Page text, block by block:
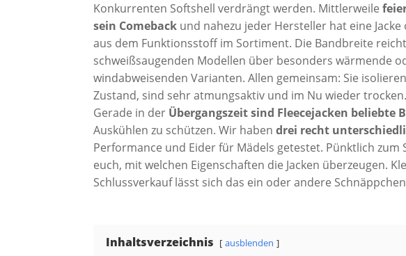
Konkurrenten Softshell verdrängt werden. Mittlerweile
sein Comeback und nahezu jeder Hersteller hat eine
aus dem Funktionsstoff im Sortiment. Die Bandbreite
schweißsaugenden Modellen über besonders wärmende
windabweisenden Varianten. Allen gemeinsam: Sie
Zustand, sind sehr atmungsaktiv und im Nu wieder trocken.
Gerade in der Übergangszeit sind Fleecejacken beliebte
Auskühlen zu schützen. Wir habendrei recht
Performance und Eider für Mädels getestet. Pünktlich
euch, mit welchen Eigenschaften die Jacken überzeugen.
Schlussverkauf lässt sich das ein oder andere
Inhaltsverzeichnis ausblenden